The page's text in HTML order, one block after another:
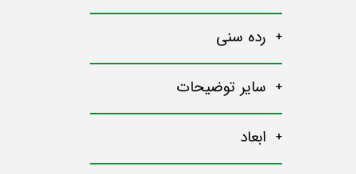
رده سنی
سایر توضیحات
ابعاد